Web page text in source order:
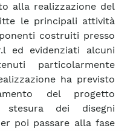
alla realizzazione del
le principali attività
costruiti presso
ed evidenziati alcuni
particolarmente
ha previsto
del progetto
dei disegni
poi passare alla fase